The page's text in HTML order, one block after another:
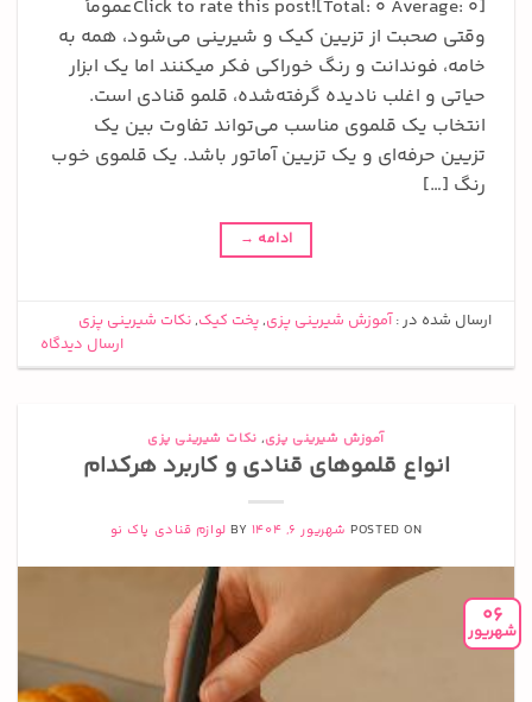
Click to rate this post![Total: 0 Average: 0]عموماً
وقتی صحبت از تزیین کیک و شیرینی می‌شود، همه به
خامه، فوندانت و رنگ خوراکی فکر میکنند اما یک ابزار
حیاتی و اغلب نادیده گرفته‌شده، قلمو قنادی است.
انتخاب یک قلموی مناسب می‌تواند تفاوت بین یک
تزیین حرفه‌ای و یک تزیین آماتور باشد. یک قلموی خوب
رنگ […]
ادامه →
ارسال شده در :آموزش شیرینی پزی,پخت کیک,نکات شیرینی پزی
ارسال دیدگاه
آموزش شیرینی پزی, نکات شیرینی پزی
انواع قلموهای قنادی و کاربرد هرکدام
POSTED ON شهریور 6, 1404 BY لوازم قنادی پاک نو
06
شهریور